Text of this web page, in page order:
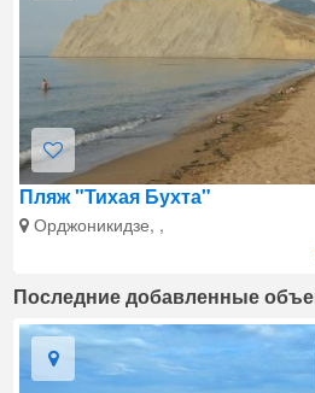
Пляж "Тихая Бухта"
Орджоникидзе, ,
Последние добавленные